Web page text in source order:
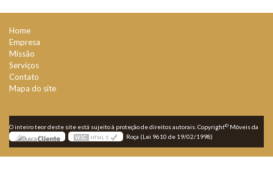
Home
Empresa
Missão
Serviços
Contato
Mapa do site
O inteiro teor deste site está sujeito à proteção de direitos autorais. Copyright© Móveis da
Roça (Lei 9610 de 19/02/1998)